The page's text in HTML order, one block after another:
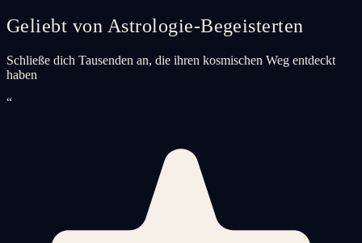
Geliebt von Astrologie-Begeisterten
Schließe dich Tausenden an, die ihren kosmischen Weg entdeckt
haben
“